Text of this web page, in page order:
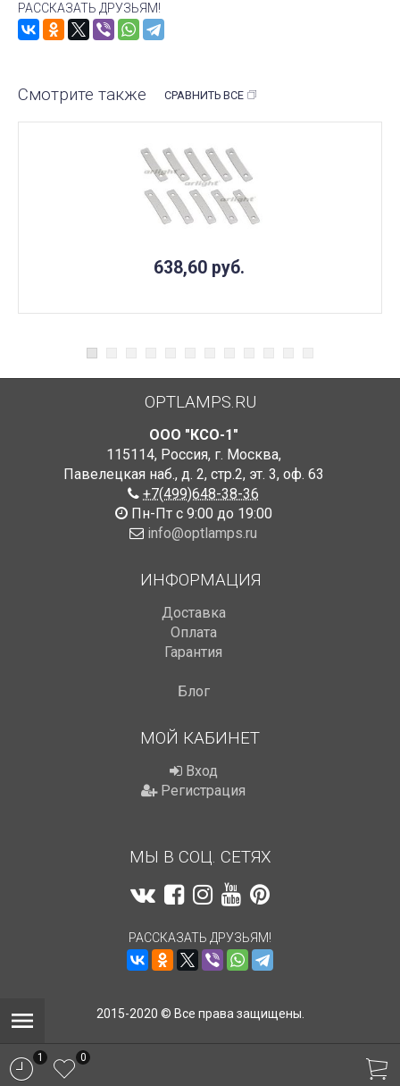
РАССКАЗАТЬ ДРУЗЬЯМ!
Смотрите также СРАВНИТЬ ВСЕ
638,60 руб.
OPTLAMPS.RU
ООО "КСО-1"
115114, Россия, г. Москва,
Павелецкая наб., д. 2, стр.2, эт. 3, оф. 63
+7(499)648-38-36
Пн-Пт с 9:00 до 19:00
info@optlamps.ru
ИНФОРМАЦИЯ
Доставка
Оплата
Гарантия
Блог
МОЙ КАБИНЕТ
Вход
Регистрация
МЫ В СОЦ. СЕТЯХ
РАССКАЗАТЬ ДРУЗЬЯМ!
2015-2020 © Все права защищены.
1 0